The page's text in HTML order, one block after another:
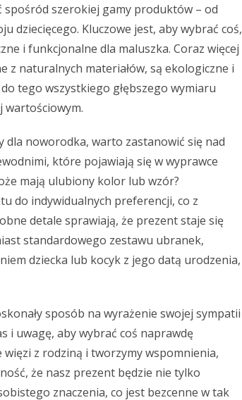
szerokiej gamy produktów – od
dziecięcego. Kluczowe jest, aby wybrać coś,
i funkcjonalne dla maluszka. Coraz więcej
z naturalnych materiałów, są ekologiczne i
tego wszystkiego głębszego wymiaru
wartościowym.
noworodka, warto zastanowić się nad
które pojawiają się w wyprawce
mają ulubiony kolor lub wzór?
do indywidualnych preferencji, co z
detale sprawiają, że prezent staje się
standardowego zestawu ubranek,
dziecka lub kocyk z jego datą urodzenia,
sposób na wyrażenie swojej sympatii
i uwagę, aby wybrać coś naprawdę
z rodziną i tworzymy wspomnienia,
że nasz prezent będzie nie tylko
znaczenia, co jest bezcenne w tak